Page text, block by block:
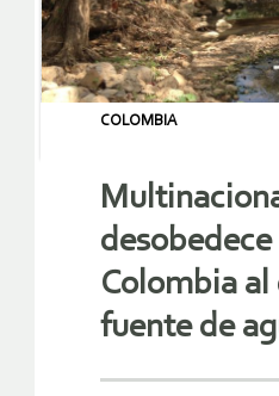
COLOMBIA
Colombia al
fuente de